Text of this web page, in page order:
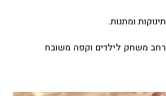
ומתנות.
משחק לילדים וקפה משובח